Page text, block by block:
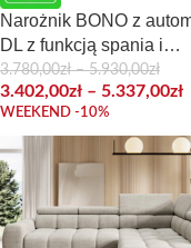
Narożnik BONO z
DL z funkcją spania i
pojemnikiem
3.780,00zł – 5.930,00zł
3.402,00zł – 5.337,00zł
WEEKEND -10%